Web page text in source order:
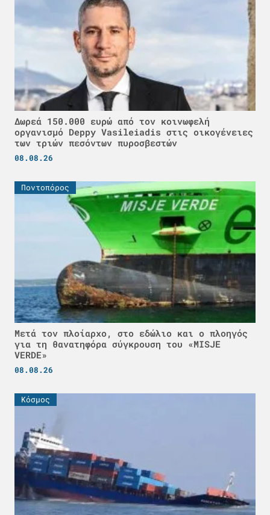
Δωρεά 150.000 ευρώ από τον κοινωφελή
οργανισμό Deppy Vasileiadis στις οικογένειες
των τριών πεσόντων πυροσβεστών
08.08.26
Ποντοπόρος
Μετά τον πλοίαρχο, στο εδώλιο και ο πλοηγός
για τη θανατηφόρα σύγκρουση του «MISJE
VERDE»
08.08.26
Κόσμος